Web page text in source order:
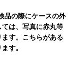
品の際にケースの外
は、写真に赤丸等
す。こちらがある
す。